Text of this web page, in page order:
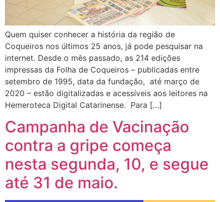
Quem quiser conhecer a história da região de
Coqueiros nos últimos 25 anos, já pode pesquisar na
internet. Desde o mês passado, as 214 edições
impressas da Folha de Coqueiros – publicadas entre
setembro de 1995, data da fundação, até março de
2020 – estão digitalizadas e acessíveis aos leitores na
Hemeroteca Digital Catarinense. Para […]
Campanha de Vacinação
contra a gripe começa
nesta segunda, 10, e segue
até 31 de maio.